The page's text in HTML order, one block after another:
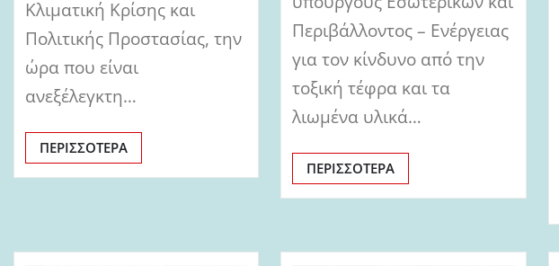
Κλιματική Κρίσης και
Πολιτικής Προστασίας, την
ώρα που είναι
ανεξέλεγκτη…
ΠΕΡΙΣΣΌΤΕΡΑ
Περιβάλλοντος – Ενέργειας
για τον κίνδυνο από την
τοξική τέφρα και τα
λιωμένα υλικά…
ΠΕΡΙΣΣΌΤΕΡΑ